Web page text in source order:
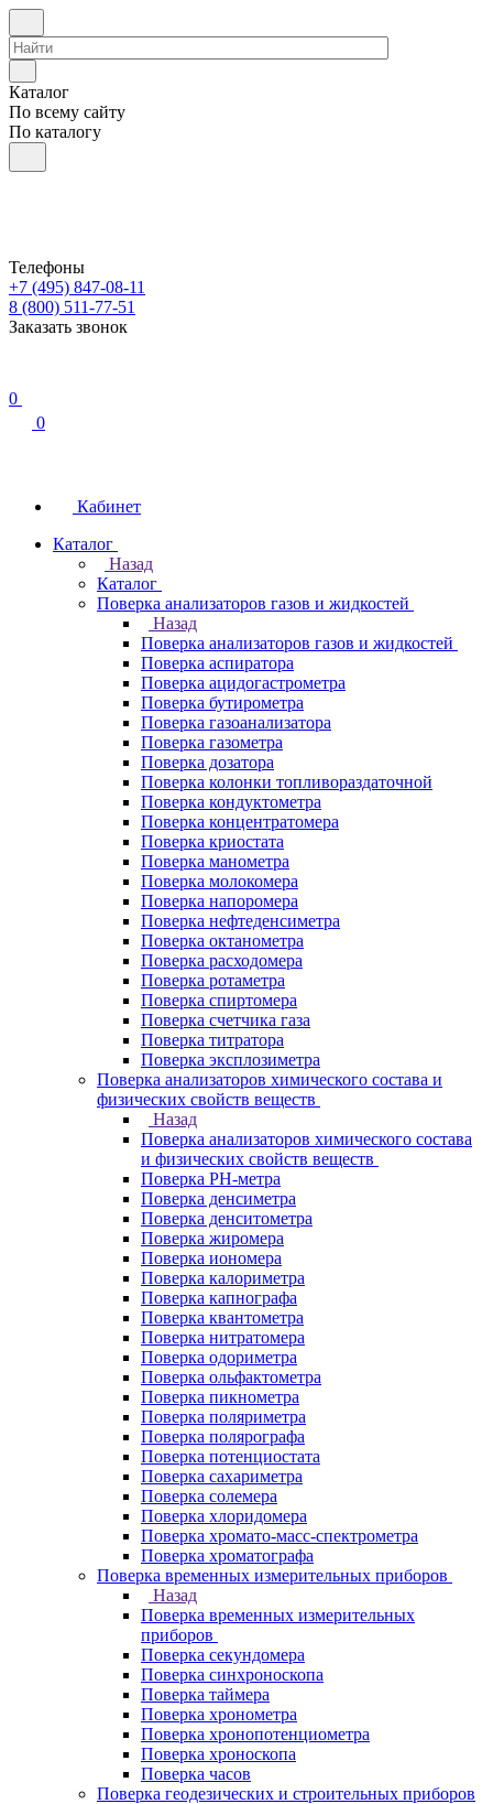
Каталог
По всему сайту
По каталогу
Телефоны
+7 (495) 847-08-11
8 (800) 511-77-51
Заказать звонок
0
0
Кабинет
Каталог
Назад
Каталог
Поверка анализаторов газов и жидкостей
Назад
Поверка анализаторов газов и жидкостей
Поверка аспиратора
Поверка ацидогастрометра
Поверка бутирометра
Поверка газоанализатора
Поверка газометра
Поверка дозатора
Поверка колонки топливораздаточной
Поверка кондуктометра
Поверка концентратомера
Поверка криостата
Поверка манометра
Поверка молокомера
Поверка напоромера
Поверка нефтеденсиметра
Поверка октанометра
Поверка расходомера
Поверка ротаметра
Поверка спиртомера
Поверка счетчика газа
Поверка титратора
Поверка эксплозиметра
Поверка анализаторов химического состава и
физических свойств веществ
Назад
Поверка анализаторов химического состава
и физических свойств веществ
Поверка PH-метра
Поверка денсиметра
Поверка денситометра
Поверка жиромера
Поверка иономера
Поверка калориметра
Поверка капнографа
Поверка квантометра
Поверка нитратомера
Поверка одориметра
Поверка ольфактометра
Поверка пикнометра
Поверка поляриметра
Поверка полярографа
Поверка потенциостата
Поверка сахариметра
Поверка солемера
Поверка хлоридомера
Поверка хромато-масс-спектрометра
Поверка хроматографа
Поверка временных измерительных приборов
Назад
Поверка временных измерительных
приборов
Поверка секундомера
Поверка синхроноскопа
Поверка таймера
Поверка хронометра
Поверка хронопотенциометра
Поверка хроноскопа
Поверка часов
Поверка геодезических и строительных приборов